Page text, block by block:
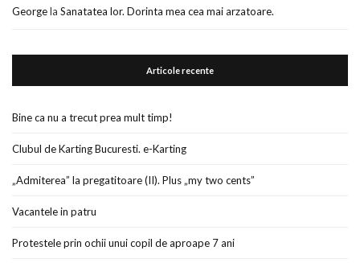
Georgela Sanatatea lor. Dorinta mea cea mai arzatoare.
Articole recente
Bine ca nu a trecut prea mult timp!
Clubul de Karting Bucuresti. e-Karting
„Admiterea” la pregatitoare (II). Plus „my two cents”
Vacantele in patru
Protestele prin ochii unui copil de aproape 7 ani